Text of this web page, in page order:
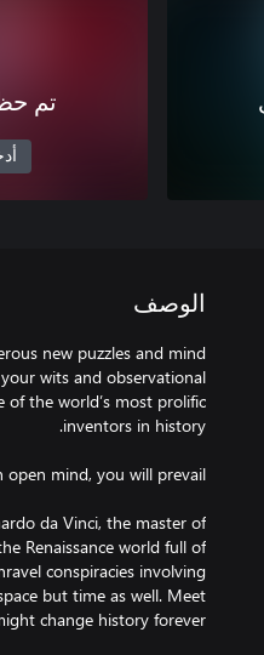
تم
الوصف
new puzzles and mind
wits and observational
of the world’s most prolific
da Vinci, the master of
Renaissance world full of
conspiracies involving
but time as well. Meet